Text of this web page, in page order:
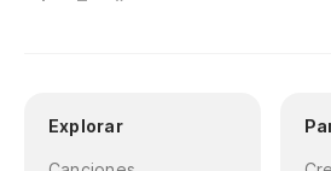
Explorar